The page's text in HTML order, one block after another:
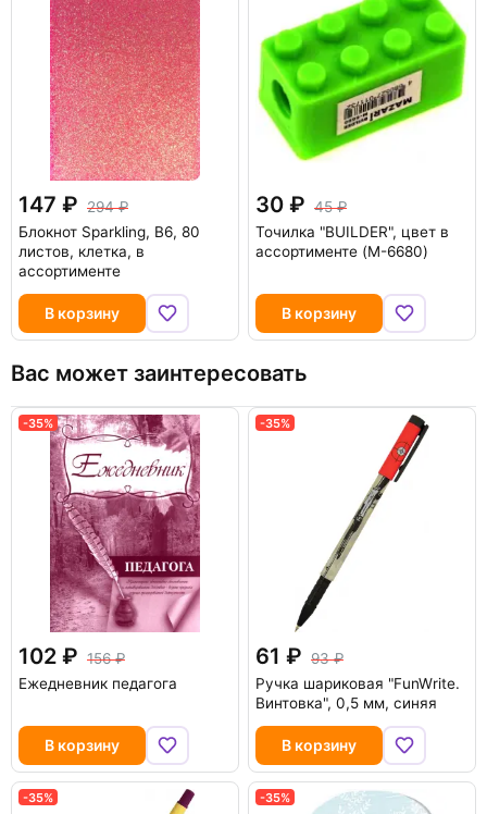
147
294
Блокнот Sparkling, В6, 80
листов, клетка, в
ассортименте
В корзину
30
45
Точилка "BUILDER", цвет в
ассортименте (M-6680)
В корзину
Вас может заинтересовать
-35%
102
156
Ежедневник педагога
В корзину
-35%
61
93
Ручка шариковая "FunWrite.
Винтовка", 0,5 мм, синяя
В корзину
-35% -35%